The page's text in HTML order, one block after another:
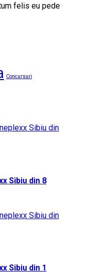
felis eu pede
Concursuri
Sibiu din 8
Sibiu din 1